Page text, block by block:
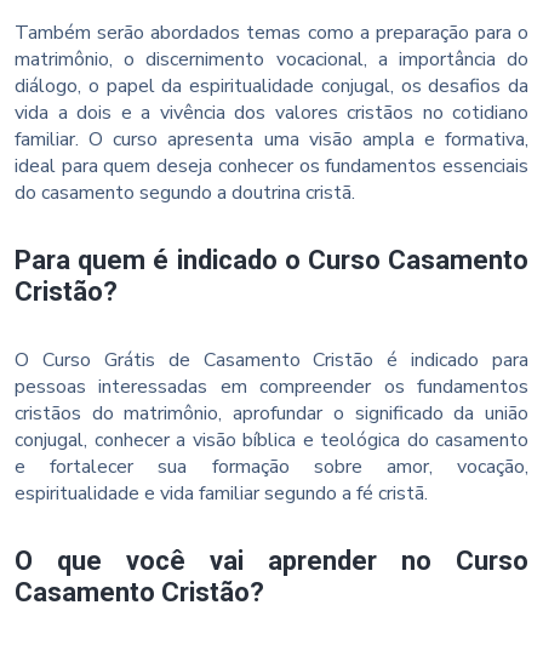
Também serão abordados temas como a preparação para o
matrimônio, o discernimento vocacional, a importância do
diálogo, o papel da espiritualidade conjugal, os desafios da
vida a dois e a vivência dos valores cristãos no cotidiano
familiar. O curso apresenta uma visão ampla e formativa,
ideal para quem deseja conhecer os fundamentos essenciais
do casamento segundo a doutrina cristã.
Para quem é indicado o Curso Casamento
Cristão?
O Curso Grátis de Casamento Cristão é indicado para
pessoas interessadas em compreender os fundamentos
cristãos do matrimônio, aprofundar o significado da união
conjugal, conhecer a visão bíblica e teológica do casamento
e fortalecer sua formação sobre amor, vocação,
espiritualidade e vida familiar segundo a fé cristã.
O que você vai aprender no Curso
Casamento Cristão?